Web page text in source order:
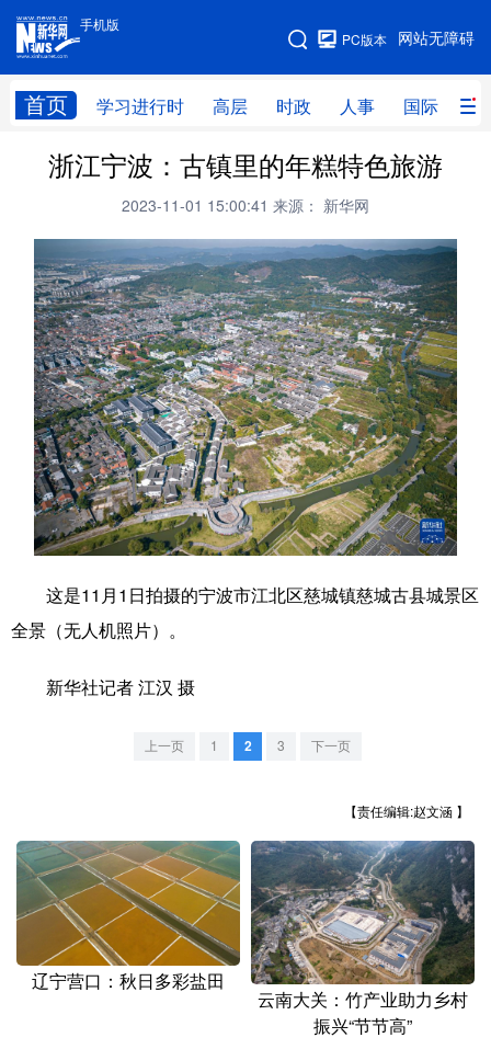
手机版
网站无障碍
PC版本
首页 学习进行时 高层 时政 人事 国际 财
手机版
网站地图
学习进行时 高层 时政 人事
财经 网评
台湾 思客智库 全球连线 教育
科技 科创 量子 体育
文化 书画 健康 军事
访谈 视频 图片 政务
法律 中央文件 金融 汽车
食品 人居 信息化 数字经济
学术中国 乡村振兴 银龄 溯源中国
彩票
北京 天津 河北 山西
辽宁 吉林 上海 江苏
浙江 安徽 福建 江西
山东 河南 湖北 湖南
海南 重庆
浙江宁波：古镇里的年糕特色旅游
2023-11-01 15:00:41 来源： 新华网
这是11月1日拍摄的宁波市江北区慈城镇慈城古县城景区
全景（无人机照片）。
新华社记者 江汉 摄
上一页 1 2 3 下一页
【责任编辑:赵文涵 】
辽宁营口：秋日多彩盐田
云南大关：竹产业助力乡村
振兴“节节高”